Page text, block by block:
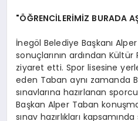
"ÖĞRENCİLERİMİZ BURADA
İnegöl Belediye Başkanı
sonuçlarının ardından Kültür
ziyaret etti. Spor lisesine
eden Taban aynı zamanda
sınavlarına hazırlanan
Başkan Alper Taban
sınav hazırlıkları